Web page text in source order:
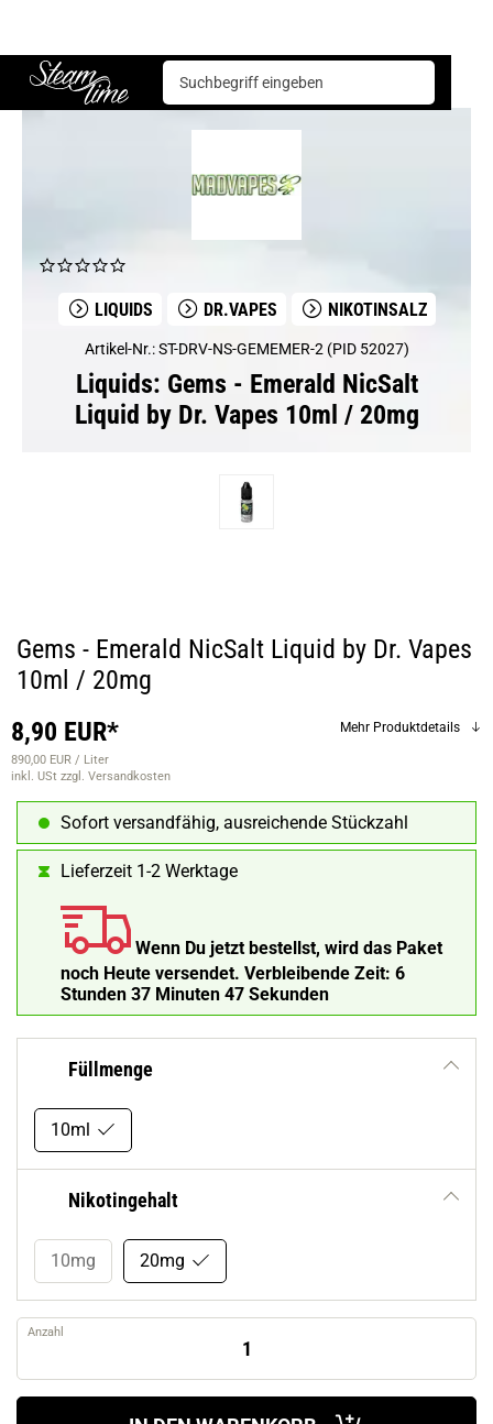
Steam time
Liquids Gems - Emerald NicSalt Liquid by Dr. Vapes 10ml / 20mg
LIQUIDS DR.VAPES NIKOTINSALZ
Artikel-Nr.: ST-DRV-NS-GEMEMER-2 (PID 52027)
Liquids: Gems - Emerald NicSalt
Liquid by Dr. Vapes 10ml / 20mg
Gems - Emerald NicSalt Liquid by Dr. Vapes
10ml / 20mg
8,90 EUR*
890,00 EUR / Liter
inkl. USt zzgl. Versandkosten
Mehr Produktdetails
Sofort versandfähig, ausreichende Stückzahl
Lieferzeit 1-2 Werktage
Wenn Du jetzt bestellst, wird das Paket
noch Heute versendet. Verbleibende Zeit: 6
Stunden 37 Minuten 46 Sekunden
Füllmenge
10ml
Nikotingehalt
10mg 20mg
Anzahl